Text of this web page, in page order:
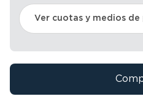
Ver cuotas y medios de